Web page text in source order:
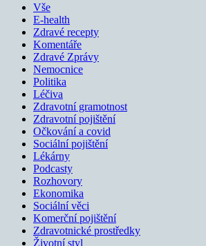
Vše
E-health
Zdravé recepty
Komentáře
Zdravé Zprávy
Nemocnice
Politika
Léčiva
Zdravotní gramotnost
Zdravotní pojištění
Očkování a covid
Sociální pojištění
Lékárny
Podcasty
Rozhovory
Ekonomika
Sociální věci
Komerční pojištění
Zdravotnické prostředky
Životní styl